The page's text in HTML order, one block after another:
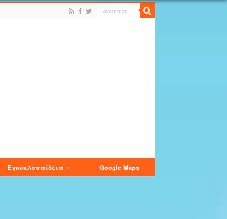
Εγκυκλοπαίδεια Google Maps